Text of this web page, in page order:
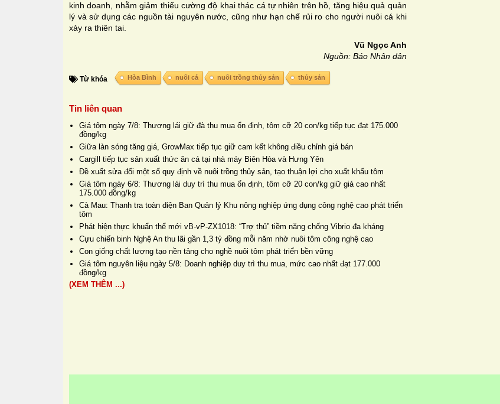
kinh doanh, nhằm giảm thiểu cường độ khai thác cá tự nhiên trên hồ, tăng hiệu quả quản
lý và sử dụng các nguồn tài nguyên nước, cũng như hạn chế rủi ro cho người nuôi cá khi
xảy ra thiên tai.
Vũ Ngọc Anh
Nguồn: Báo Nhân dân
Từ khóa Hòa Bình nuôi cá nuôi trồng thủy sản thủy sản
Tin liên quan
Giá tôm ngày 7/8: Thương lái giữ đà thu mua ổn định, tôm cỡ 20 con/kg tiếp tục đạt 175.000
đồng/kg
Giữa làn sóng tăng giá, GrowMax tiếp tục giữ cam kết không điều chỉnh giá bán
Cargill tiếp tục sản xuất thức ăn cá tại nhà máy Biên Hòa và Hưng Yên
Đề xuất sửa đổi một số quy định về nuôi trồng thủy sản, tạo thuận lợi cho xuất khẩu tôm
Giá tôm ngày 6/8: Thương lái duy trì thu mua ổn định, tôm cỡ 20 con/kg giữ giá cao nhất
175.000 đồng/kg
Cà Mau: Thanh tra toàn diện Ban Quản lý Khu nông nghiệp ứng dụng công nghệ cao phát triển
tôm
Phát hiện thực khuẩn thể mới vB-vP-ZX1018: “Trợ thủ” tiềm năng chống Vibrio đa kháng
Cựu chiến binh Nghệ An thu lãi gần 1,3 tỷ đồng mỗi năm nhờ nuôi tôm công nghệ cao
Con giống chất lượng tạo nền tảng cho nghề nuôi tôm phát triển bền vững
Giá tôm nguyên liệu ngày 5/8: Doanh nghiệp duy trì thu mua, mức cao nhất đạt 177.000
đồng/kg
(XEM THÊM ...)